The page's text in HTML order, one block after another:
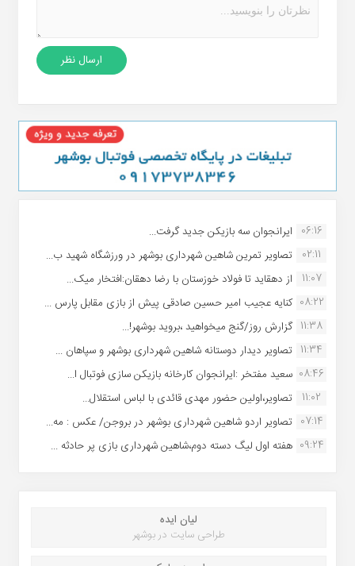
06:16 ایرانجوان سه بازیکن جدید گرفت...
02:11
تصاویر تمرین شاهین شهردارى بوشهر در ورزشگاه شهید ب...
11:07
از دهقاید تا فولاد خوزستان با رضا دهقان:افتخار میک...
08:22 کنایه عجیب امیر حسین صادقی پیش از بازی مقابل پارس ...
11:38 گزارش روز/گنج میخواهید ،بروید بوشهر!...
11:34 تصاویر دیدار دوستانه شاهین شهردارى بوشهر و سپاهان ...
08:46 سعید مفتخر :ایرانجوان کارخانه بازیکن سازی فوتبال ا...
11:02
تصاویر،اولین حضور مهدی قائدی با لباس استقلال...
07:14 تصاویر اردو شاهین شهرداری بوشهر در بروجن/ عکس : مه...
09:24 هفته اول لیگ دسته دوم،شاهین شهرداری بازی پر حادثه ...
لیان ایده
طراحی سایت در بوشهر